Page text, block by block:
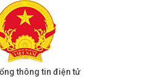
thông tin điện tử